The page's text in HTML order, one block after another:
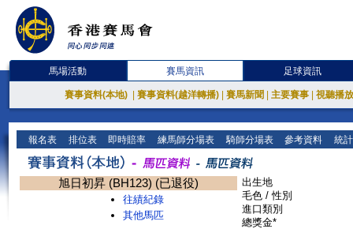
馬場活動 賽馬資訊 足球資訊
賽事資料(本地) 賽事資料(越洋轉播) 賽馬新聞 主要賽事 視聽播
報名表 排位表 即時賠率 練馬師分場表 騎師分場表 參考資料 統
旭日初昇 (BH123) (已退役)
往績紀錄
其他馬匹
出生地
毛色 / 性別
進口類別
總獎金*